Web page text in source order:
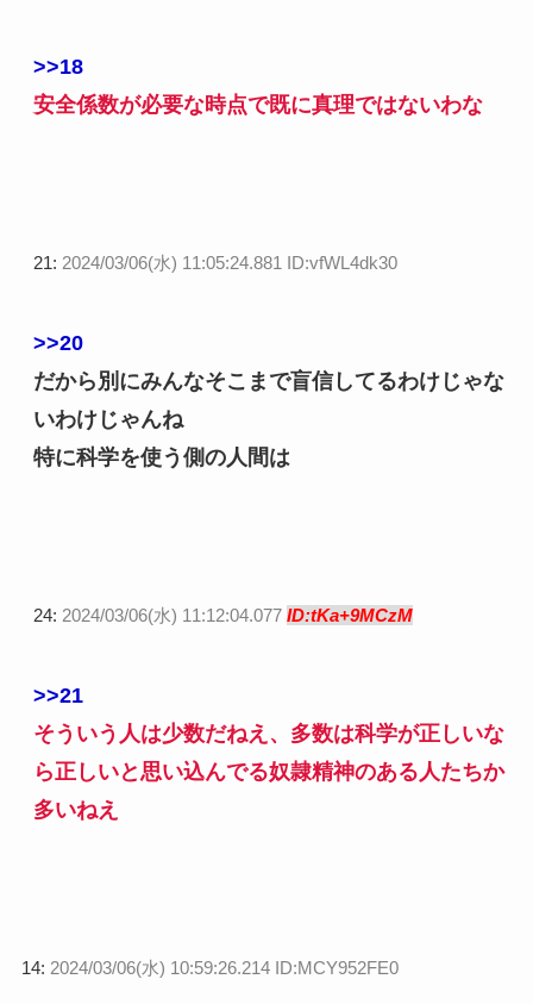
>>18
安全係数が必要な時点で既に真理ではないわな
21: 2024/03/06(水) 11:05:24.881 ID:vfWL4dk30
>>20
だから別にみんなそこまで盲信してるわけじゃな
いわけじゃんね
特に科学を使う側の人間は
24: 2024/03/06(水) 11:12:04.077 ID:tKa+9MCzM
>>21
そういう人は少数だねえ、多数は科学が正しいな
ら正しいと思い込んでる奴隷精神のある人たちか
多いねえ
14: 2024/03/06(水) 10:59:26.214 ID:MCY952FE0